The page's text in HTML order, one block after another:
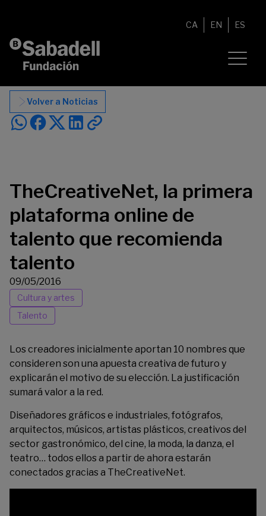
CA EN ES
Volver a Noticias
TheCreativeNet, la primera
plataforma online de
talento que recomienda
talento
09/05/2016
Cultura y artes
Talento
Los creadores inicialmente aportan 10 nombres que
consideren son una apuesta creativa de futuro y
explicarán el motivo de su elección. La justificación
sumará valor a la red.
Diseñadores gráficos e industriales, fotógrafos,
arquitectos, músicos, artistas plásticos, creativos del
sector gastronómico, del cine, la moda, la danza, el
teatro… todos ellos a partir de ahora estarán
conectados gracias a TheCreativeNet.